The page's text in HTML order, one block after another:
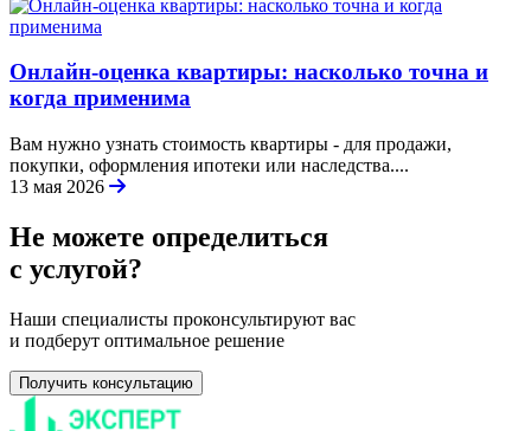
Онлайн-оценка квартиры: насколько точна и
когда применима
Вам нужно узнать стоимость квартиры - для продажи,
покупки, оформления ипотеки или наследства....
13 мая 2026
Не можете определиться
с услугой?
Наши специалисты проконсультируют вас
и подберут оптимальное решение
Получить консультацию